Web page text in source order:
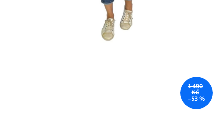
1 490
KČ
–53 %